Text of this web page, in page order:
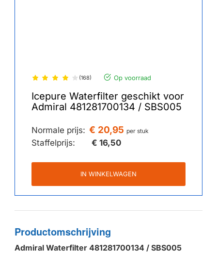
(168) Op voorraad
Icepure Waterfilter geschikt voor
Admiral 481281700134 / SBS005
Normale prijs: € 20,95 per stuk
Staffelprijs: € 16,50
IN WINKELWAGEN
Productomschrijving
Admiral Waterfilter 481281700134 / SBS005